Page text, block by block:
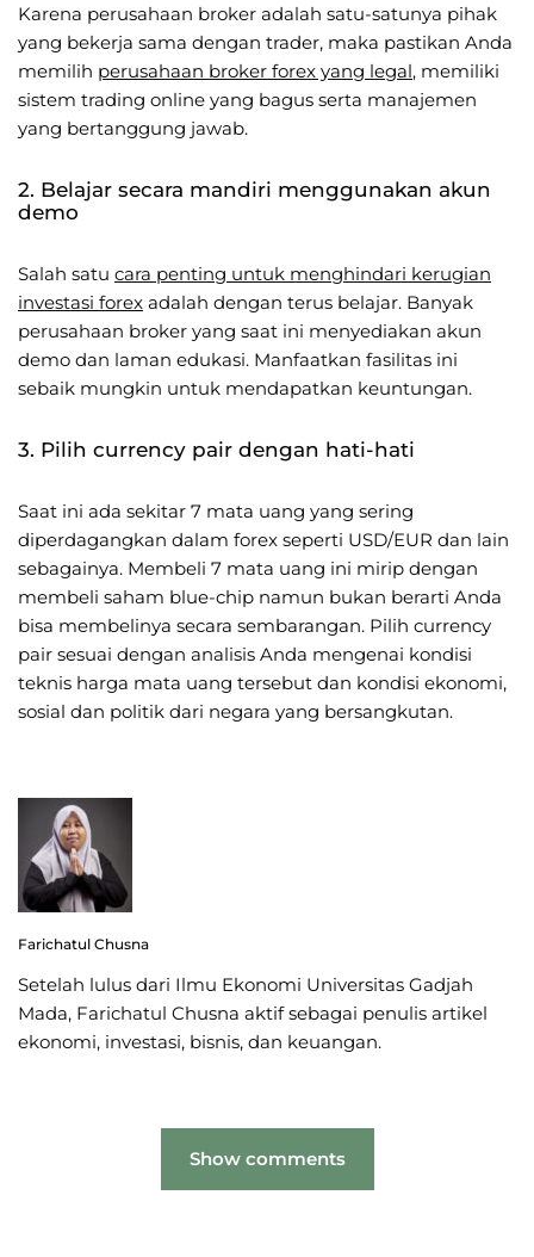
Karena perusahaan broker adalah satu-satunya pihak
yang bekerja sama dengan trader, maka pastikan Anda
memilih perusahaan broker forex yang legal, memiliki
sistem trading online yang bagus serta manajemen
yang bertanggung jawab.
2. Belajar secara mandiri menggunakan akun
demo
Salah satu cara penting untuk menghindari kerugian
investasi forex adalah dengan terus belajar. Banyak
perusahaan broker yang saat ini menyediakan akun
demo dan laman edukasi. Manfaatkan fasilitas ini
sebaik mungkin untuk mendapatkan keuntungan.
3. Pilih currency pair dengan hati-hati
Saat ini ada sekitar 7 mata uang yang sering
diperdagangkan dalam forex seperti USD/EUR dan lain
sebagainya. Membeli 7 mata uang ini mirip dengan
membeli saham blue-chip namun bukan berarti Anda
bisa membelinya secara sembarangan. Pilih currency
pair sesuai dengan analisis Anda mengenai kondisi
teknis harga mata uang tersebut dan kondisi ekonomi,
sosial dan politik dari negara yang bersangkutan.
Farichatul Chusna
Setelah lulus dari Ilmu Ekonomi Universitas Gadjah
Mada, Farichatul Chusna aktif sebagai penulis artikel
ekonomi, investasi, bisnis, dan keuangan.
Show comments